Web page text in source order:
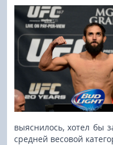
выяснилось, хотел бы
средней весовой
Бокс
UFC и MMA
Муай тай